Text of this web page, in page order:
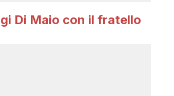
Di Maio con il fratello